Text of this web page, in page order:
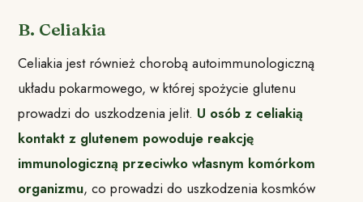
B. Celiakia
Celiakia jest również chorobą autoimmunologiczną
układu pokarmowego, w której spożycie glutenu
prowadzi do uszkodzenia jelit. U osób z celiakią
kontakt z glutenem powoduje reakcję
immunologiczną przeciwko własnym komórkom
organizmu, co prowadzi do uszkodzenia kosmków